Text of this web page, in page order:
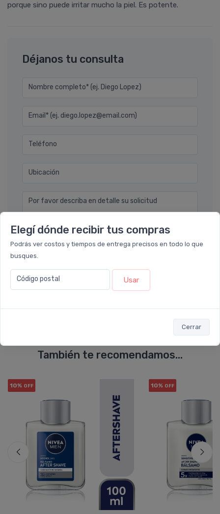
Elegí dónde recibir tus compras
Podrás ver costos y tiempos de entrega precisos en todo lo que
busques.
Código postal Usar
Cerrar
porque sino puede irritar mucho la piel. Es potente.
Déjanos tu consulta
Nombre completo* (ej. Diego Lopez)
Email* (ej. diego.lopez@email.com)
Teléfono
Ubicación
Por favor describa en detalle su solicitud
Enviar consulta
También te recomendamos...
10% OFF 10% OFF